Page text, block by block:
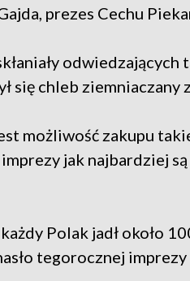
prezes Cechu
się chleb ziemniaczany
możliwość zakupu
jak najbardziej
Polak jadł około
tegorocznej